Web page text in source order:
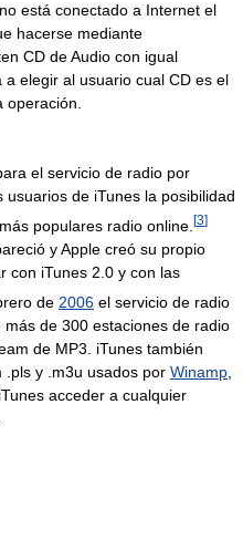
está conectado a Internet el
hacerse mediante
CD de Audio con igual
elegir al usuario cual CD es el
operación.
el servicio de radio por
de iTunes la posibilidad
populares radio online. [3]
y Apple creó su propio
con iTunes 2.0 y con las
de 2006 el servicio de radio
de 300 estaciones de radio
de MP3. iTunes también
.pls y .m3u usados por Winamp
acceder a cualquier